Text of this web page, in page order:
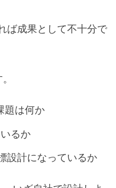
ば成果として不十分で
題は何か
るか
設計になっているか